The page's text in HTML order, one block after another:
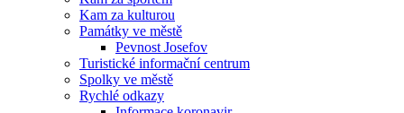
Kam za kulturou
Památky ve městě
Pevnost Josefov
Turistické informační centrum
Spolky ve městě
Rychlé odkazy